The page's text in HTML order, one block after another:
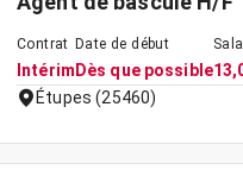
Contrat
Intérim
Date de début
Dès que possible
Étupes (25460)